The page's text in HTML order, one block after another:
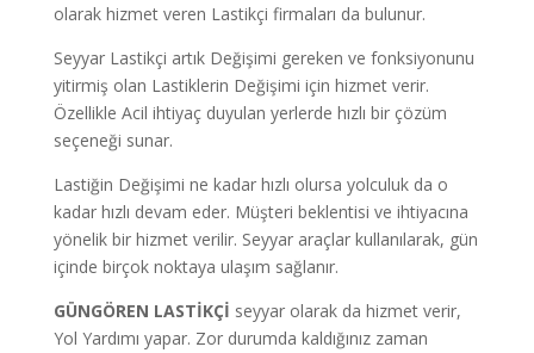
olarak hizmet veren Lastikçi firmaları da bulunur.
Seyyar Lastikçi artık Değişimi gereken ve fonksiyonunu
yitirmiş olan Lastiklerin Değişimi için hizmet verir.
Özellikle Acil ihtiyaç duyulan yerlerde hızlı bir çözüm
seçeneği sunar.
Lastiğin Değişimi ne kadar hızlı olursa yolculuk da o
kadar hızlı devam eder. Müşteri beklentisi ve ihtiyacına
yönelik bir hizmet verilir. Seyyar araçlar kullanılarak, gün
içinde birçok noktaya ulaşım sağlanır.
GÜNGÖREN LASTİKÇİ seyyar olarak da hizmet verir,
Yol Yardımı yapar. Zor durumda kaldığınız zaman